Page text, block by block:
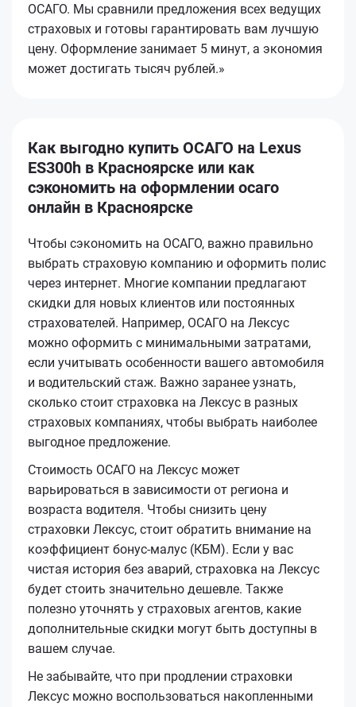
ОСАГО. Мы сравнили предложения всех ведущих
страховых и готовы гарантировать вам лучшую
цену. Оформление занимает 5 минут, а экономия
может достигать тысяч рублей.»
Как выгодно купить ОСАГО на Lexus
ES300h в Красноярске или как
сэкономить на оформлении осаго
онлайн в Красноярске
Чтобы сэкономить на ОСАГО, важно правильно
выбрать страховую компанию и оформить полис
через интернет. Многие компании предлагают
скидки для новых клиентов или постоянных
страхователей. Например, ОСАГО на Лексус
можно оформить с минимальными затратами,
если учитывать особенности вашего автомобиля
и водительский стаж. Важно заранее узнать,
сколько стоит страховка на Лексус в разных
страховых компаниях, чтобы выбрать наиболее
выгодное предложение.
Стоимость ОСАГО на Лексус может
варьироваться в зависимости от региона и
возраста водителя. Чтобы снизить цену
страховки Лексус, стоит обратить внимание на
коэффициент бонус-малус (КБМ). Если у вас
чистая история без аварий, страховка на Лексус
будет стоить значительно дешевле. Также
полезно уточнять у страховых агентов, какие
дополнительные скидки могут быть доступны в
вашем случае.
Не забывайте, что при продлении страховки
Лексус можно воспользоваться накопленными